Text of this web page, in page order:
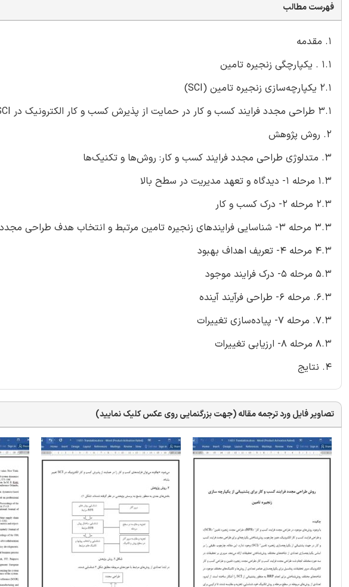
فهرست مطالب
1. مقدمه
1.1 . یکپارچگی زنجیره تامین
2.1 یکپارچه‌سازی زنجیره تامین (SCI)
3.1 طراحی مجدد فرایند کسب و کار در حمایت از پذیرش کسب و کار الکترونیک در SCI
2. روش پژوهش
3. متدلوژی طراحی مجدد فرایند کسب و کار: روش‌ها و تکنیک‌ها
1.3 مرحله 1- دیدگاه و تعهد مدیریت در سطح بالا
2.3 مرحله 2- درک کسب و کار
3.3 مرحله 3- شناسایی فرایندهای زنجیره تامین مرتبط و انتخاب هدف طراحی مجدد.
4.3 مرحله 4- تعریف اهداف بهبود
5.3 مرحله 5- درک فرایند موجود
6.3. مرحله 6- طراحی فرآیند آینده
7.3. مرحله 7- پیاده‌سازی تغییرات
8.3 مرحله 8- ارزیابی تغییرات
4. نتايج
تصاویر فایل ورد ترجمه مقاله (جهت بزرگنمایی روی عکس کلیک نمایید)